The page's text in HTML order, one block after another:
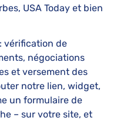
USA Today et bien
vérification de
négociations
et versement des
notre lien, widget,
un formulaire de
– sur votre site, et